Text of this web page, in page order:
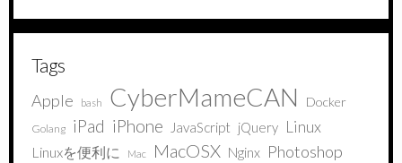
Tags
Apple bash CyberMameCAN Docker
Golang iPad iPhone JavaScript jQuery Linux
Linuxを便利に Mac MacOSX Nginx Photoshop